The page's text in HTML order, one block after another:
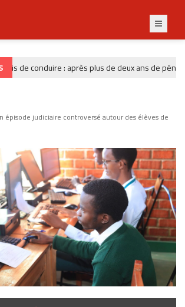
de conduire : après plus de deux ans de
épisode judiciaire controversé autour des élèves de